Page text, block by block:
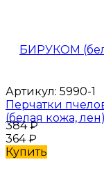
Артикул: 5990-1
Перчатки
(белая кожа, лен)
384₽
364₽
Купить